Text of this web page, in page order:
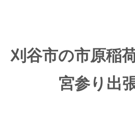
刈谷市の市原稲
宮参り出